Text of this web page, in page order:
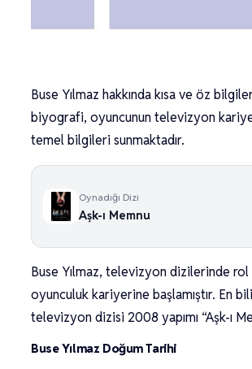
Buse Yılmaz hakkında kısa ve öz
biyografi, oyuncunun televizyon
temel bilgileri sunmaktadır.
Oynadığı Dizi
Aşk-ı Memnu
Buse Yılmaz, televizyon dizilerinde rol
oyunculuk kariyerine başlamıştır. En
televizyon dizisi 2008 yapımı “Aşk-ı
Buse Yılmaz Doğum Tarihi